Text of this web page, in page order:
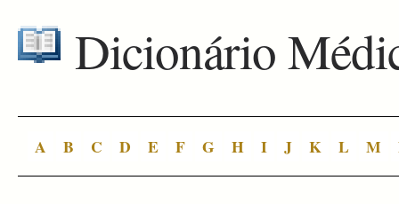
Dicionário
A B C D E F G H I J K L M